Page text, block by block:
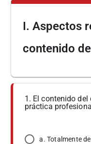
I. Aspectos
contenido
1. El contenido del
práctica
a. Totalmente